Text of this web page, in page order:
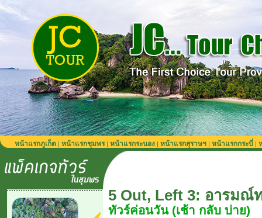
หน้าแรกภูเก็ต | หน้าแรกชุมพร| หน้าแรกระนอง | หน้าแรกสุราษฯ | หน้าแรกกระบี่ |
5 Out, Left 3: อารมณ์
ทัวร์ค่อนวัน (เช้า กลับ บ่าย)